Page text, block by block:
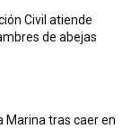
Civil atiende
de abejas
Marina tras caer en